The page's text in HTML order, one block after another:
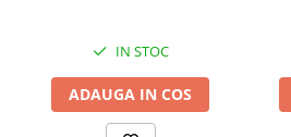
IN STOC
ADAUGA IN COS